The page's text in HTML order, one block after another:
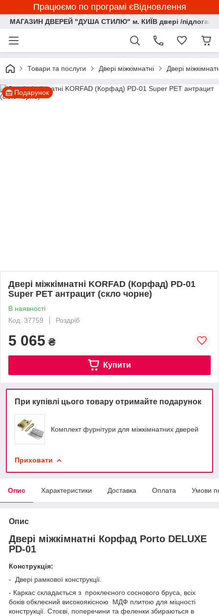
Працюємо по програмі єВідновлення
МАГАЗИН ДВЕРЕЙ "ДУША СТИЛЮ" м. КИЇВ двері /підлога/
Товари та послуги Двері міжкімнатні Двері
Подарунок
Двері міжкімнатні KORFAD (Корфад) PD-01
Super PET антрацит (скло чорне)
В наявності
Код: 37759
Роздріб
5 065 ₴
Купити
При купівлі цього товару отримайте подарунок
Комплект фурнітури для міжкімнатних дверей
Приховати
Опис Характеристики Доставка Оплата Умови
Опис
Двері міжкімнатні Корфад Porto DELUXE
PD-01
Конструкція:
- Двері рамкової конструкції.
- Каркас складається з проклеєного соснового бруса, всіх
боків обклеєний високоякісною МДФ плитою для міцності
конструкції. Стоєві, поперечини та феленки збираються в